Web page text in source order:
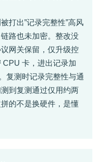
打出”记录完整性”高风
路也未加密。整改没
网关保留，仅升级控
卡，进出记录加
复测时记录完整性与通
到复测通过仅用约两
的不是换硬件，是懂